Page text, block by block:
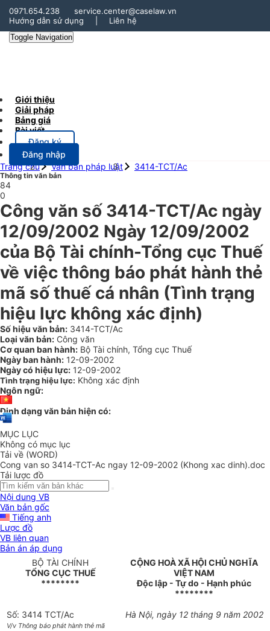
0971.654.238
service.center@caselaw.vn
Hướng dẫn sử dụng
Liên hệ
Toggle Navigation
Giới thiệu
Giải pháp
Bảng giá
Bài viết
Đăng ký
Đăng nhập
Trang chủ
Văn bản pháp luật 3414-TCT/Ac
Thông tin văn bản
84
0
Công văn số 3414-TCT/Ac ngày
12/09/2002 Ngày 12/09/2002
của Bộ Tài chính-Tổng cục Thuế
về việc thông báo phát hành thẻ
mã số thuế cá nhân (Tình trạng
hiệu lực không xác định)
Số hiệu văn bản: 3414-TCT/Ac
Loại văn bản: Công văn
Cơ quan ban hành: Bộ Tài chính, Tổng cục Thuế
Ngày ban hành: 12-09-2002
Ngày có hiệu lực: 12-09-2002
Tình trạng hiệu lực: Không xác định
Ngôn ngữ:
Định dạng văn bản hiện có:
MỤC LỤC
Không có mục lục
Tải về (WORD)
Cong van so 3414-TCT-Ac ngay 12-09-2002 (Khong xac dinh).doc
Tải lược đồ
Nội dung VB
Văn bản gốc
Tiếng anh
Lược đồ
VB liên quan
Bản án áp dụng
BỘ TÀI CHÍNH
TỔNG CỤC THUẾ
********
CỘNG HOÀ XÃ HỘI CHỦ NGHĨA
VIỆT NAM
Độc lập - Tự do - Hạnh phúc
********
Số: 3414 TCT/Ac
V/v Thông báo phát hành thẻ mã
Hà Nội, ngày 12 tháng 9 năm 2002